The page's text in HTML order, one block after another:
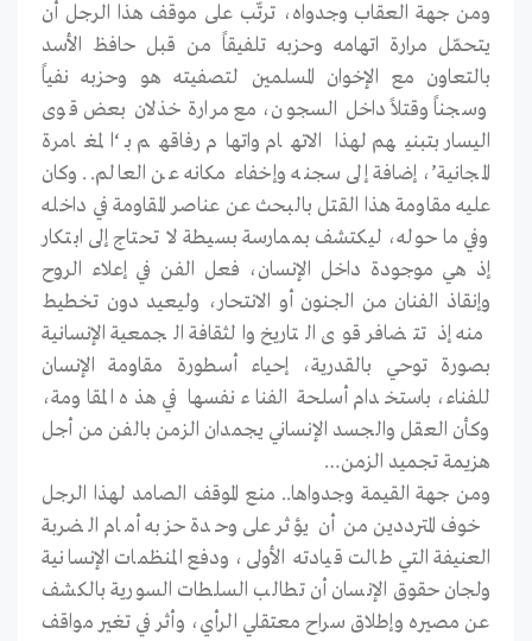
ومن جهة العقاب وجدواه، ترتّب على موقف هذا الرجل أن
يتحمّل مرارة اتهامه وحزبه تلفيقاً من قبل حافظ الأسد
بالتعاون مع الإخوان المسلمين لتصفيته هو وحزبه نفياً
وسجناً وقتلاً داخل السجون، مع مرارة خذلان بعض قوى
اليسار بتبنيهم لهذا الاتهام واتهام رفاقهم بـ ‘المغامرة
المجانية’، إضافة إلى سجنه وإخفاء مكانه عن العالم.. وكان
عليه مقاومة هذا القتل بالبحث عن عناصر المقاومة في داخله
وفي ما حوله، ليكتشف بممارسة بسيطة لا تحتاج إلى ابتكار
إذ هي موجودة داخل الإنسان، فعل الفن في إعلاء الروح
وإنقاذ الفنان من الجنون أو الانتحار، وليعيد دون تخطيط
منه إذ تتضافر قوى التاريخ والثقافة الجمعية الإنسانية
بصورة توحي بالقدرية، إحياء أسطورة مقاومة الإنسان
للفناء، باستخدام أسلحة الفناء نفسها في هذه المقاومة،
وكأن العقل والجسد الإنساني يجمدان الزمن بالفن من أجل
هزيمة تجميد الزمن…
ومن جهة القيمة وجدواها.. منع الموقف الصامد لهذا الرجل
خوف المترددين من أن يؤثر على وحدة حزبه أمام الضربة
العنيفة التي طالت قيادته الأولى، ودفع المنظمات الإنسانية
ولجان حقوق الإنسان أن تطالب السلطات السورية بالكشف
عن مصيره وإطلاق سراح معتقلي الرأي، وأثر في تغير مواقف